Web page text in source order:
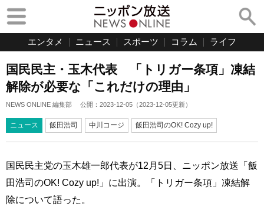
エンタメ ニュース スポーツ コラム ライフ
国民民主・玉木代表 「トリガー条項」凍結
解除が必要な「これだけの理由」
NEWS ONLINE 編集部 公開： 2023-12-05 （2023-12-05更新）
ニュース 飯田浩司 中川コージ 飯田浩司のOK! Cozy up!
国民民主党の玉木雄一郎代表が12月5日、ニッポン放送「飯
田浩司のOK! Cozy up!」に出演。「トリガー条項」凍結解
除について語った。